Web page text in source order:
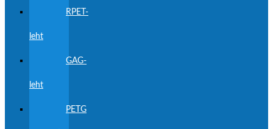
RPET-
leht
GAG-
leht
PETG